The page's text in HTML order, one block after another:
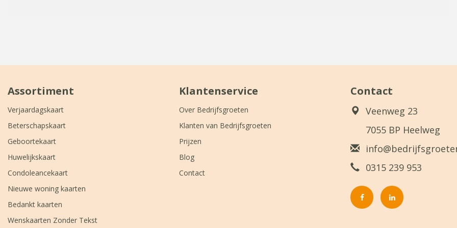
Assortiment
Verjaardagskaart
Beterschapskaart
Geboortekaart
Huwelijkskaart
Condoleancekaart
Nieuwe woning kaarten
Bedankt kaarten
Wenskaarten Zonder Tekst
Klantenservice
Over Bedrijfsgroeten
Klanten van Bedrijfsgroeten
Prijzen
Blog
Contact
Contact
Veenweg 23
7055 BP Heelweg
0315 239 953